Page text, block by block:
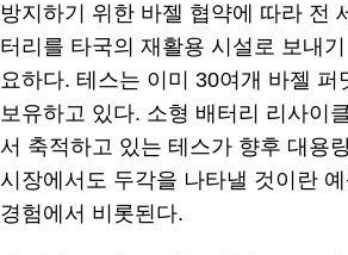
방지하기 위한 바젤 협약에 따라 전
터리를 타국의 재활용 시설로 보내
요하다. 테스는 이미 30여개 바젤 퍼
보유하고 있다. 소형 배터리 리사이
서 축적하고 있는 테스가 향후 대용
시장에서도 두각을 나타낼 것이란
경험에서 비롯된다.